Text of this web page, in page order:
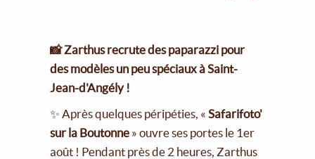
📸 Zarthus recrute des paparazzi pour
des modèles un peu spéciaux à Saint-
Jean-d'Angély !
✨ Après quelques péripéties, «Safarifoto'
sur la Boutonne » ouvre ses portes le 1er
août ! Pendant près de 2 heures, Zarthus